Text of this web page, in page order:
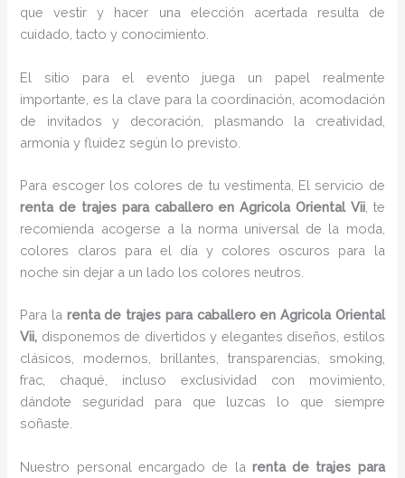
que vestir y hacer una elección acertada resulta de
cuidado, tacto y conocimiento.
El sitio para el evento juega un papel realmente
importante, es la clave para la coordinación, acomodación
de invitados y decoración, plasmando la creatividad,
armonía y fluidez según lo previsto.
Para escoger los colores de tu vestimenta, El servicio de
renta de trajes para caballero en Agricola Oriental Vii, te
recomienda acogerse a la norma universal de la moda,
colores claros para el día y colores oscuros para la
noche sin dejar a un lado los colores neutros.
Para la renta de trajes para caballero en Agricola Oriental
Vii, disponemos de divertidos y elegantes diseños, estilos
clásicos, modernos, brillantes, transparencias, smoking,
frac, chaqué, incluso exclusividad con movimiento,
dándote seguridad para que luzcas lo que siempre
soñaste.
Nuestro personal encargado de la renta de trajes para